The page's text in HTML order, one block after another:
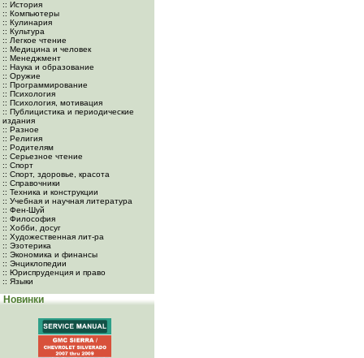
:: История
:: Компьютеры
:: Кулинария
:: Культура
:: Легкое чтение
:: Медицина и человек
:: Менеджмент
:: Наука и образование
:: Оружие
:: Программирование
:: Психология
:: Психология, мотивация
:: Публицистика и периодические
издания
:: Разное
:: Религия
:: Родителям
:: Серьезное чтение
:: Спорт
:: Спорт, здоровье, красота
:: Справочники
:: Техника и конструкции
:: Учебная и научная литература
:: Фен-Шуй
:: Философия
:: Хобби, досуг
:: Художественная лит-ра
:: Эзотерика
:: Экономика и финансы
:: Энциклопедии
:: Юриспруденция и право
:: Языки
Новинки